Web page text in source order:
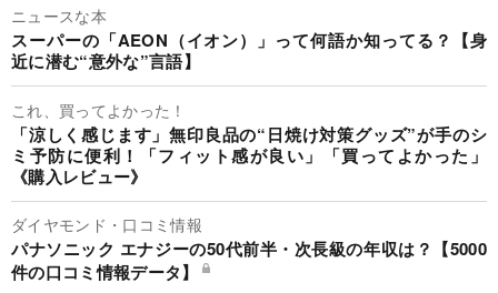
ニュースな本
スーパーの「AEON（イオン）」って何語か知ってる？【身
近に潜む“意外な”言語】
これ、買ってよかった！
「涼しく感じます」無印良品の“日焼け対策グッズ”が手のシ
ミ予防に便利！「フィット感が良い」「買ってよかった」
《購入レビュー》
ダイヤモンド・口コミ情報
パナソニック エナジーの50代前半・次長級の年収は？【5000
件の口コミ情報データ】